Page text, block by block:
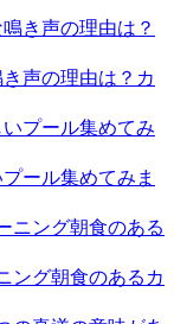
声の理由は？カ
ール集めてみま
ング朝食のあるカ